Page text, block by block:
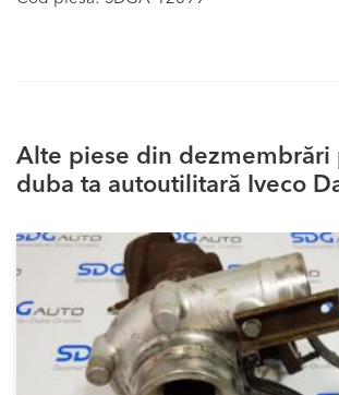
Alte piese din dezmembrări
duba ta autoutilitară Iveco